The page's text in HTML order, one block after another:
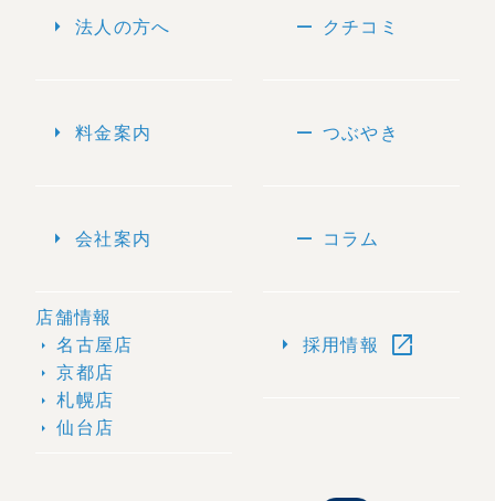
arrow_right 法人の方へ
arrow_right 料金案内
arrow_right 会社案内
店舗情報
arrow_right 名古屋店
arrow_right 京都店
arrow_right 札幌店
arrow_right 仙台店
remove クチコミ
remove つぶやき
remove コラム
arrow_right 採用情報 open_in_new